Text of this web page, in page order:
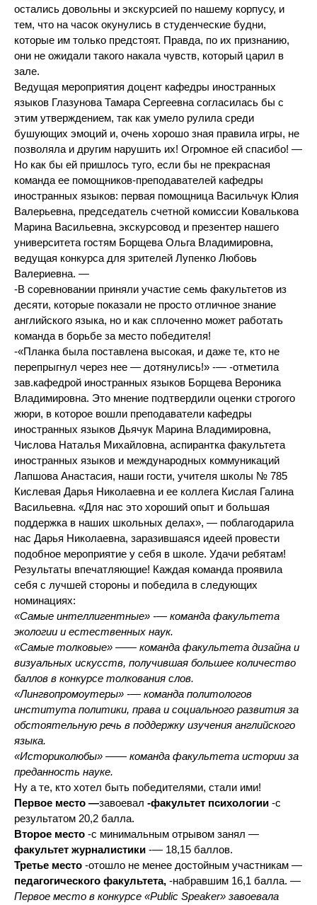
остались довольны и экскурсией по нашему корпусу, и
тем, что на часок окунулись в студенческие будни,
которые им только предстоят. Правда, по их признанию,
они не ожидали такого накала чувств, который царил в
зале.
Ведущая мероприятия доцент кафедры иностранных
языков Глазунова Тамара Сергеевна согласилась бы с
этим утверждением, так как умело рулила среди
бушующих эмоций и, очень хорошо зная правила игры, не
позволяла и другим нарушить их! Огромное ей спасибо! —
Но как бы ей пришлось туго, если бы не прекрасная
команда ее помощников-преподавателей кафедры
иностранных языков: первая помощница Васильчук Юлия
Валерьевна, председатель счетной комиссии Ковалькова
Марина Васильевна, экскурсовод и презентер нашего
университета гостям Борщева Ольга Владимировна,
ведущая конкурса для зрителей Лупенко Любовь
Валериевна. —
-В соревновании приняли участие семь факультетов из
десяти, которые показали не просто отличное знание
английского языка, но и как сплоченно может работать
команда в борьбе за место победителя!
-«Планка была поставлена высокая, и даже те, кто не
перепрыгнул через нее — дотянулись!» -— -отметила
зав.кафедрой иностранных языков Борщева Вероника
Владимировна. Это мнение подтвердили оценки строгого
жюри, в которое вошли преподаватели кафедры
иностранных языков Дьячук Марина Владимировна,
Числова Наталья Михайловна, аспирантка факультета
иностранных языков и международных коммуникаций
Лапшова Анастасия, наши гости, учителя школы № 785
Кислевая Дарья Николаевна и ее коллега Кислая Галина
Васильевна. «Для нас это хороший опыт и большая
поддержка в наших школьных делах», — поблагодарила
нас Дарья Николаевна, заразившаяся идеей провести
подобное мероприятие у себя в школе. Удачи ребятам!
Результаты впечатляющие! Каждая команда проявила
себя с лучшей стороны и победила в следующих
номинациях:
«Самые интеллигентные» -— команда факультета
экологии и естественных наук.
«Самые толковые» —— команда факультета дизайна и
визуальных искусств, получившая большее количество
баллов в конкурсе толкования слов.
«Лингвопромоутеры» -— команда политологов
института политики, права и социального развития за
обстоятельную речь в поддержку изучения английского
языка.
«Историколюбы» —— команда факультета истории за
преданность науке.
Ну а те, кто хотел быть победителями, стали ими!
Первое место —завоевал -факультет психологии -с
результатом 20,2 балла.
Второе место -с минимальным отрывом занял —
факультет журналистики -— 18,15 баллов.
Третье место -отошло не менее достойным участникам —
педагогического факультета, -набравшим 16,1 балла. —
Первое место в конкурсе «Public Speaker» завоевала